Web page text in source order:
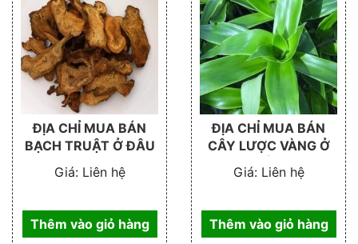
ĐỊA CHỈ MUA BÁN
BẠCH TRUẬT Ở ĐÂU
Giá:Liên hệ
Thêm vào giỏ hàng
ĐỊA CHỈ MUA BÁN
CÂY LƯỢC VÀNG Ở
ĐÂU
Giá:Liên hệ
Thêm vào giỏ hàng